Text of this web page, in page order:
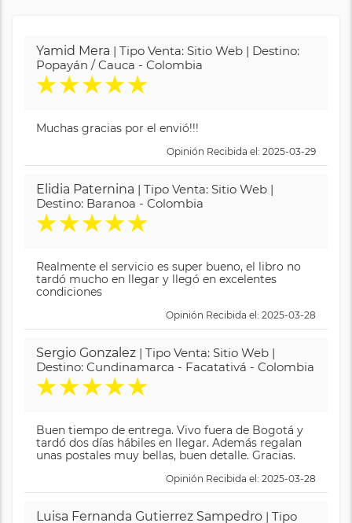
Yamid Mera | Tipo Venta: Sitio Web | Destino:
Popayán / Cauca - Colombia
★★★★★
Muchas gracias por el envió!!!
Opinión Recibida el: 2025-03-29
Elidia Paternina | Tipo Venta: Sitio Web |
Destino: Baranoa - Colombia
★★★★★
Realmente el servicio es super bueno, el libro no
tardó mucho en llegar y llegó en excelentes
condiciones
Opinión Recibida el: 2025-03-28
Sergio Gonzalez | Tipo Venta: Sitio Web |
Destino: Cundinamarca - Facatativá - Colombia
★★★★★
Buen tiempo de entrega. Vivo fuera de Bogotá y
tardó dos días hábiles en llegar. Además regalan
unas postales muy bellas, buen detalle. Gracias.
Opinión Recibida el: 2025-03-28
Luisa Fernanda Gutierrez Sampedro | Tipo